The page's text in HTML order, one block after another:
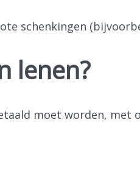
schenkingen
lenen?
moet worden, met